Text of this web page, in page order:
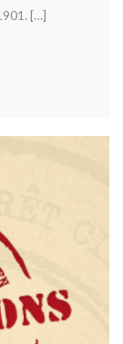
[…]